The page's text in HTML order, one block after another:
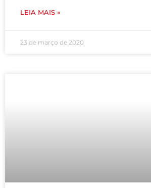
LEIA MAIS »
23 de março de 2020